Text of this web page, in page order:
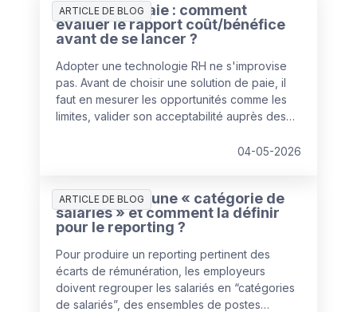
ARTICLE DE BLOG
Solution de paie : comment
évaluer le rapport coût/bénéfice
avant de se lancer ?
Adopter une technologie RH ne s'improvise
pas. Avant de choisir une solution de paie, il
faut en mesurer les opportunités comme les
limites, valider son acceptabilité auprès des
confiance. L'enjeu : aligner la solution sur les
04-05-2026
ARTICLE DE BLOG
Qu’est-ce qu’une « catégorie de
salariés » et comment la définir
pour le reporting ?
Pour produire un reporting pertinent des
écarts de rémunération, les employeurs
doivent regrouper les salariés en “catégories
de salariés”, des ensembles de postes